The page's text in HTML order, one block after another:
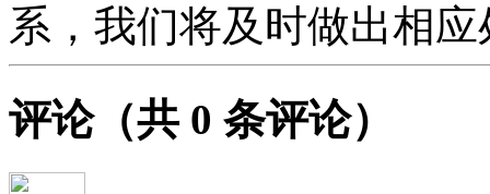
系，我们将及时做出相
评论（共 0 条评论）